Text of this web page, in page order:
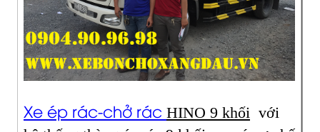
Xe ép rác-chở rác HINO 9 khối với